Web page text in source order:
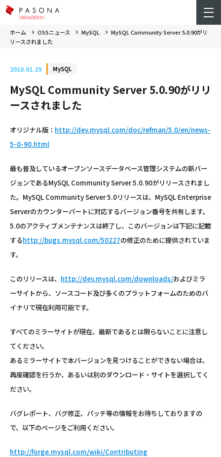
ホーム OSSニュース MySQL
MySQL Community Server 5.0.90がリ
リースされました
2010.01.29 MySQL
MySQL Community Server 5.0.90がリリ
ースされました
オリジナル版： http://dev.mysql.com/doc/refman/5.0/en/news-
5-0-90.html
最も普及しているオープンソースデータベース管理システムの新バー
ジョンであるMySQL Community Server 5.0.90がリリースされまし
た。MySQL Community Server 5.0リリースは、MySQL Enterprise
Serverのカウンターパートに対応するバージョン番号を共有します。
5.0のアクティブメンテナンスは終了し、このバージョンは下記に記載
するhttp://bugs.mysql.com/50227の修正のために提供されていま
す。
このリリースは、 http://dev.mysql.com/downloads/およびミラ
ーサイトから、ソースコード及び多くのプラットフォームのためのバ
イナリで現在利用可能です。
すべてのミラーサイトが現在、最新であるとは限らないことに注意し
てください。
あるミラーサイトで本バージョンを見つけることができない場合は、
再度確認を行うか、あるいは別のダウンロード・サイトを選択してく
ださい。
バグレポート、バグ修正、パッチ等の情報をお待ちしておりますの
で、以下のページをご利用ください。
http://forge.mysql.com/wiki/Contributing